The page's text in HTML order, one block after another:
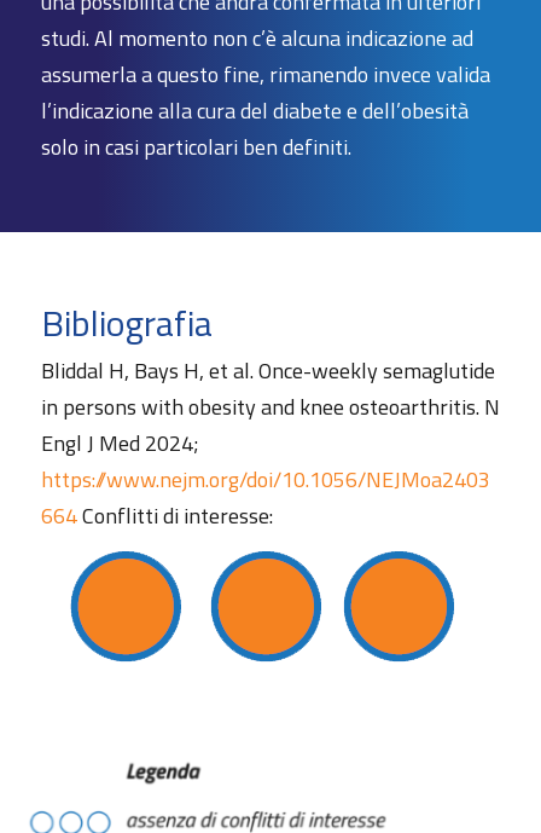
studi. Al momento non c’è alcuna indicazione ad
assumerla a questo fine, rimanendo invece valida
l’indicazione alla cura del diabete e dell’obesità
solo in casi particolari ben definiti.
Bibliografia
Bliddal H, Bays H, et al. Once-weekly semaglutide
in persons with obesity and knee osteoarthritis. N
Engl J Med 2024;
https://www.nejm.org/doi/10.1056/NEJMoa2403
664Conflitti di interesse: